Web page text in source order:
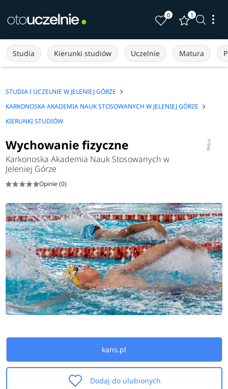
0 1
Studia Kierunki studiów Uczelnie Matura
STUDIA I UCZELNIE W JELENIEJ GÓRZE
KARKONOSKA AKADEMIA NAUK STOSOWANYCH W JELENIEJ GÓRZE
KIERUNKI STUDIÓW
Wychowanie fizyczne
Karkonoska Akademia Nauk Stosowanych w
Jeleniej Górze
Opinie (0)
kans.pl
Dodaj do ulubionych